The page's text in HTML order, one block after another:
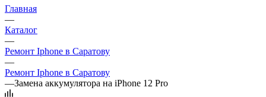
Главная
—
Каталог
—
Ремонт Iphone в Саратову
—
Ремонт Iphone в Саратову
—Замена аккумулятора на iPhone 12 Pro